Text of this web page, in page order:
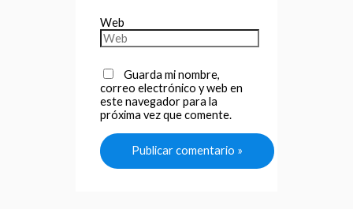
Web
Guarda mi nombre,
correo electrónico y web en
este navegador para la
próxima vez que comente.